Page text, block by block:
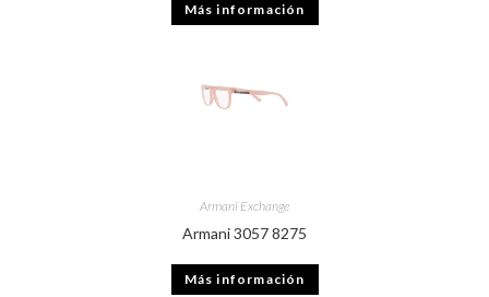
Más información
Armani Exchange
Armani 3057 8275
Más información